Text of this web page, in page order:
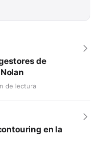
de
de lectura
en la